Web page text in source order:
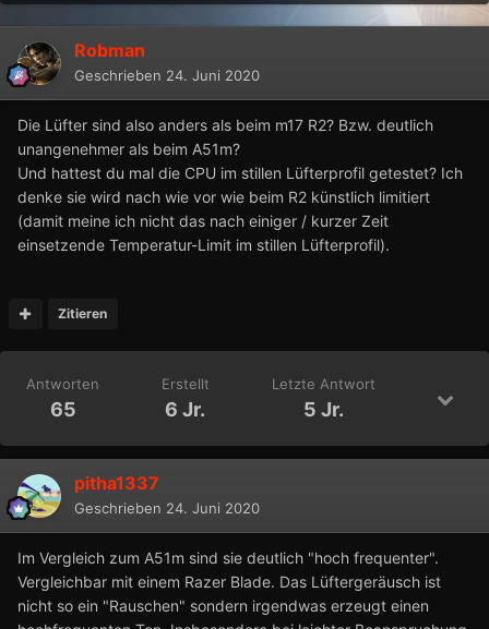
Robman
Geschrieben 24. Juni 2020
Die Lüfter sind also anders als beim m17 R2? Bzw. deutlich
unangenehmer als beim A51m?
Und hattest du mal die CPU im stillen Lüfterprofil getestet? Ich
denke sie wird nach wie vor wie beim R2 künstlich limitiert
(damit meine ich nicht das nach einiger / kurzer Zeit
einsetzende Temperatur-Limit im stillen Lüfterprofil).
Zitieren
Antworten
65
Erstellt
6 Jr.
Letzte Antwort
5 Jr.
pitha1337
Geschrieben 24. Juni 2020
Im Vergleich zum A51m sind sie deutlich "hoch frequenter".
Vergleichbar mit einem Razer Blade. Das Lüftergeräusch ist
nicht so ein "Rauschen" sondern irgendwas erzeugt einen